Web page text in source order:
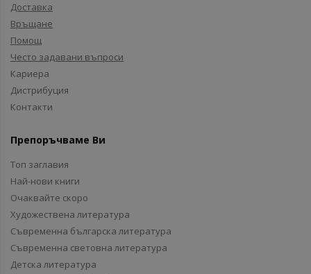
Доставка
Връщане
Помощ
Често задавани въпроси
Кариера
Дистрибуция
Контакти
Препоръчваме Ви
Топ заглавия
Най-нови книги
Очаквайте скоро
Художествена литература
Съвременна българска литература
Съвременна световна литература
Детска литература